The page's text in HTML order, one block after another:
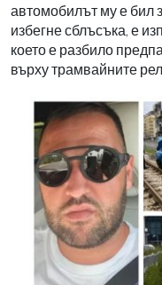
автомобилът му е бил
избегне сблъсъка, е
което е разбило
върху трамвайните